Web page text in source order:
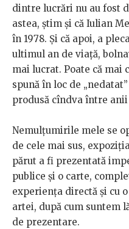
dintre lucrări nu au fost
astea, știm și că Iulian
în 1978. Și că apoi, a
ultimul an de viață,
mai lucrat. Poate că mai
spună în loc de
produsă cîndva între anii
Nemulțumirile mele se
de cele mai sus,
părut a fi prezentată
publice și o carte,
experiența directă și cu
artei, după cum suntem
de prezentare.